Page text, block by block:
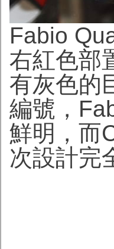
Fabio
右紅色部
有灰色的
編號，
鮮明，而
次設計完